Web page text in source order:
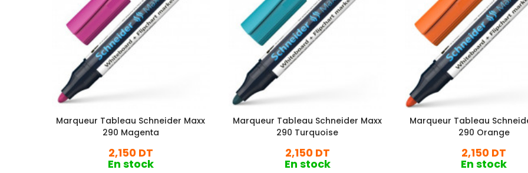
Marqueur Tableau Schneider Maxx
290 Magenta
2,150 DT
En stock
Marqueur Tableau Schneider Maxx
290 Turquoise
2,150 DT
En stock
Marqueur Tableau
290 Orange
2,150 DT
En stock